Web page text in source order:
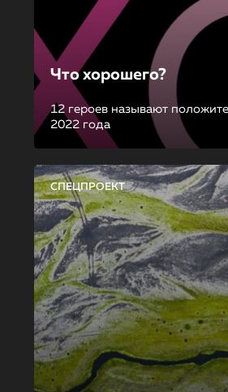
Что хорошего?
12 героев называют
2022 года
СПЕЦПРОЕКТ